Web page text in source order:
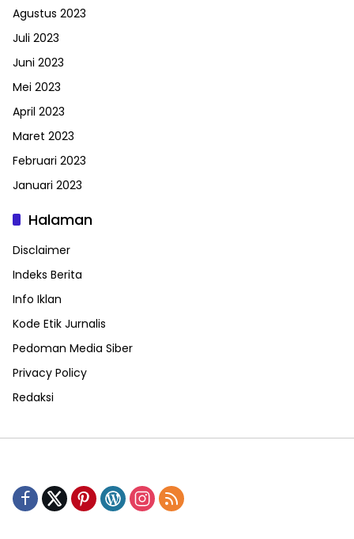
Agustus 2023
Juli 2023
Juni 2023
Mei 2023
April 2023
Maret 2023
Februari 2023
Januari 2023
Halaman
Disclaimer
Indeks Berita
Info Iklan
Kode Etik Jurnalis
Pedoman Media Siber
Privacy Policy
Redaksi